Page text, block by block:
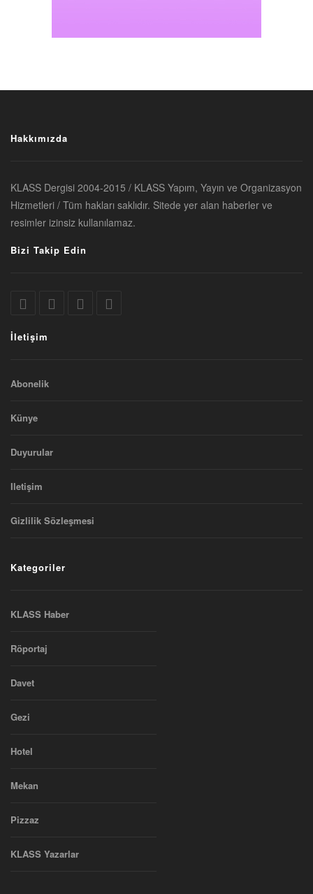
Hakkımızda
KLASS Dergisi 2004-2015 / KLASS Yapım, Yayın ve Organizasyon
Hizmetleri / Tüm hakları saklıdır. Sitede yer alan haberler ve
resimler izinsiz kullanılamaz.
Bizi Takip Edin
İletişim
Abonelik
Künye
Duyurular
Iletişim
Gizlilik Sözleşmesi
Kategoriler
KLASS Haber
Röportaj
Davet
Gezi
Hotel
Mekan
Pizzaz
KLASS Yazarlar